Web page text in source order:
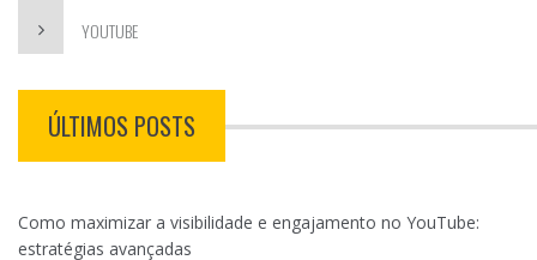
YOUTUBE
ÚLTIMOS POSTS
Como maximizar a visibilidade e engajamento no YouTube:
estratégias avançadas